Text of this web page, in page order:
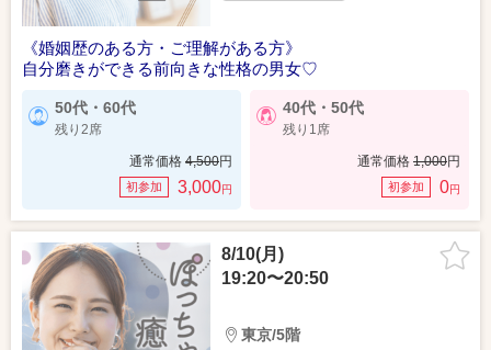
《婚姻歴のある方・ご理解がある方》
自分磨きができる前向きな性格の男女♡
50代・60代
残り2席
通常価格 4,500円
初参加 3,000円
40代・50代
残り1席
通常価格 1,000円
初参加 0円
8/10(月)
19:20〜20:50
東京/5階